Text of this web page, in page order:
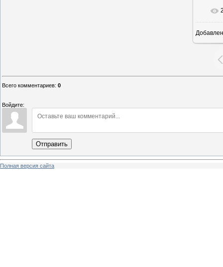
Всего комментариев: 0
Войдите:
Отправить
Полная версия сайта